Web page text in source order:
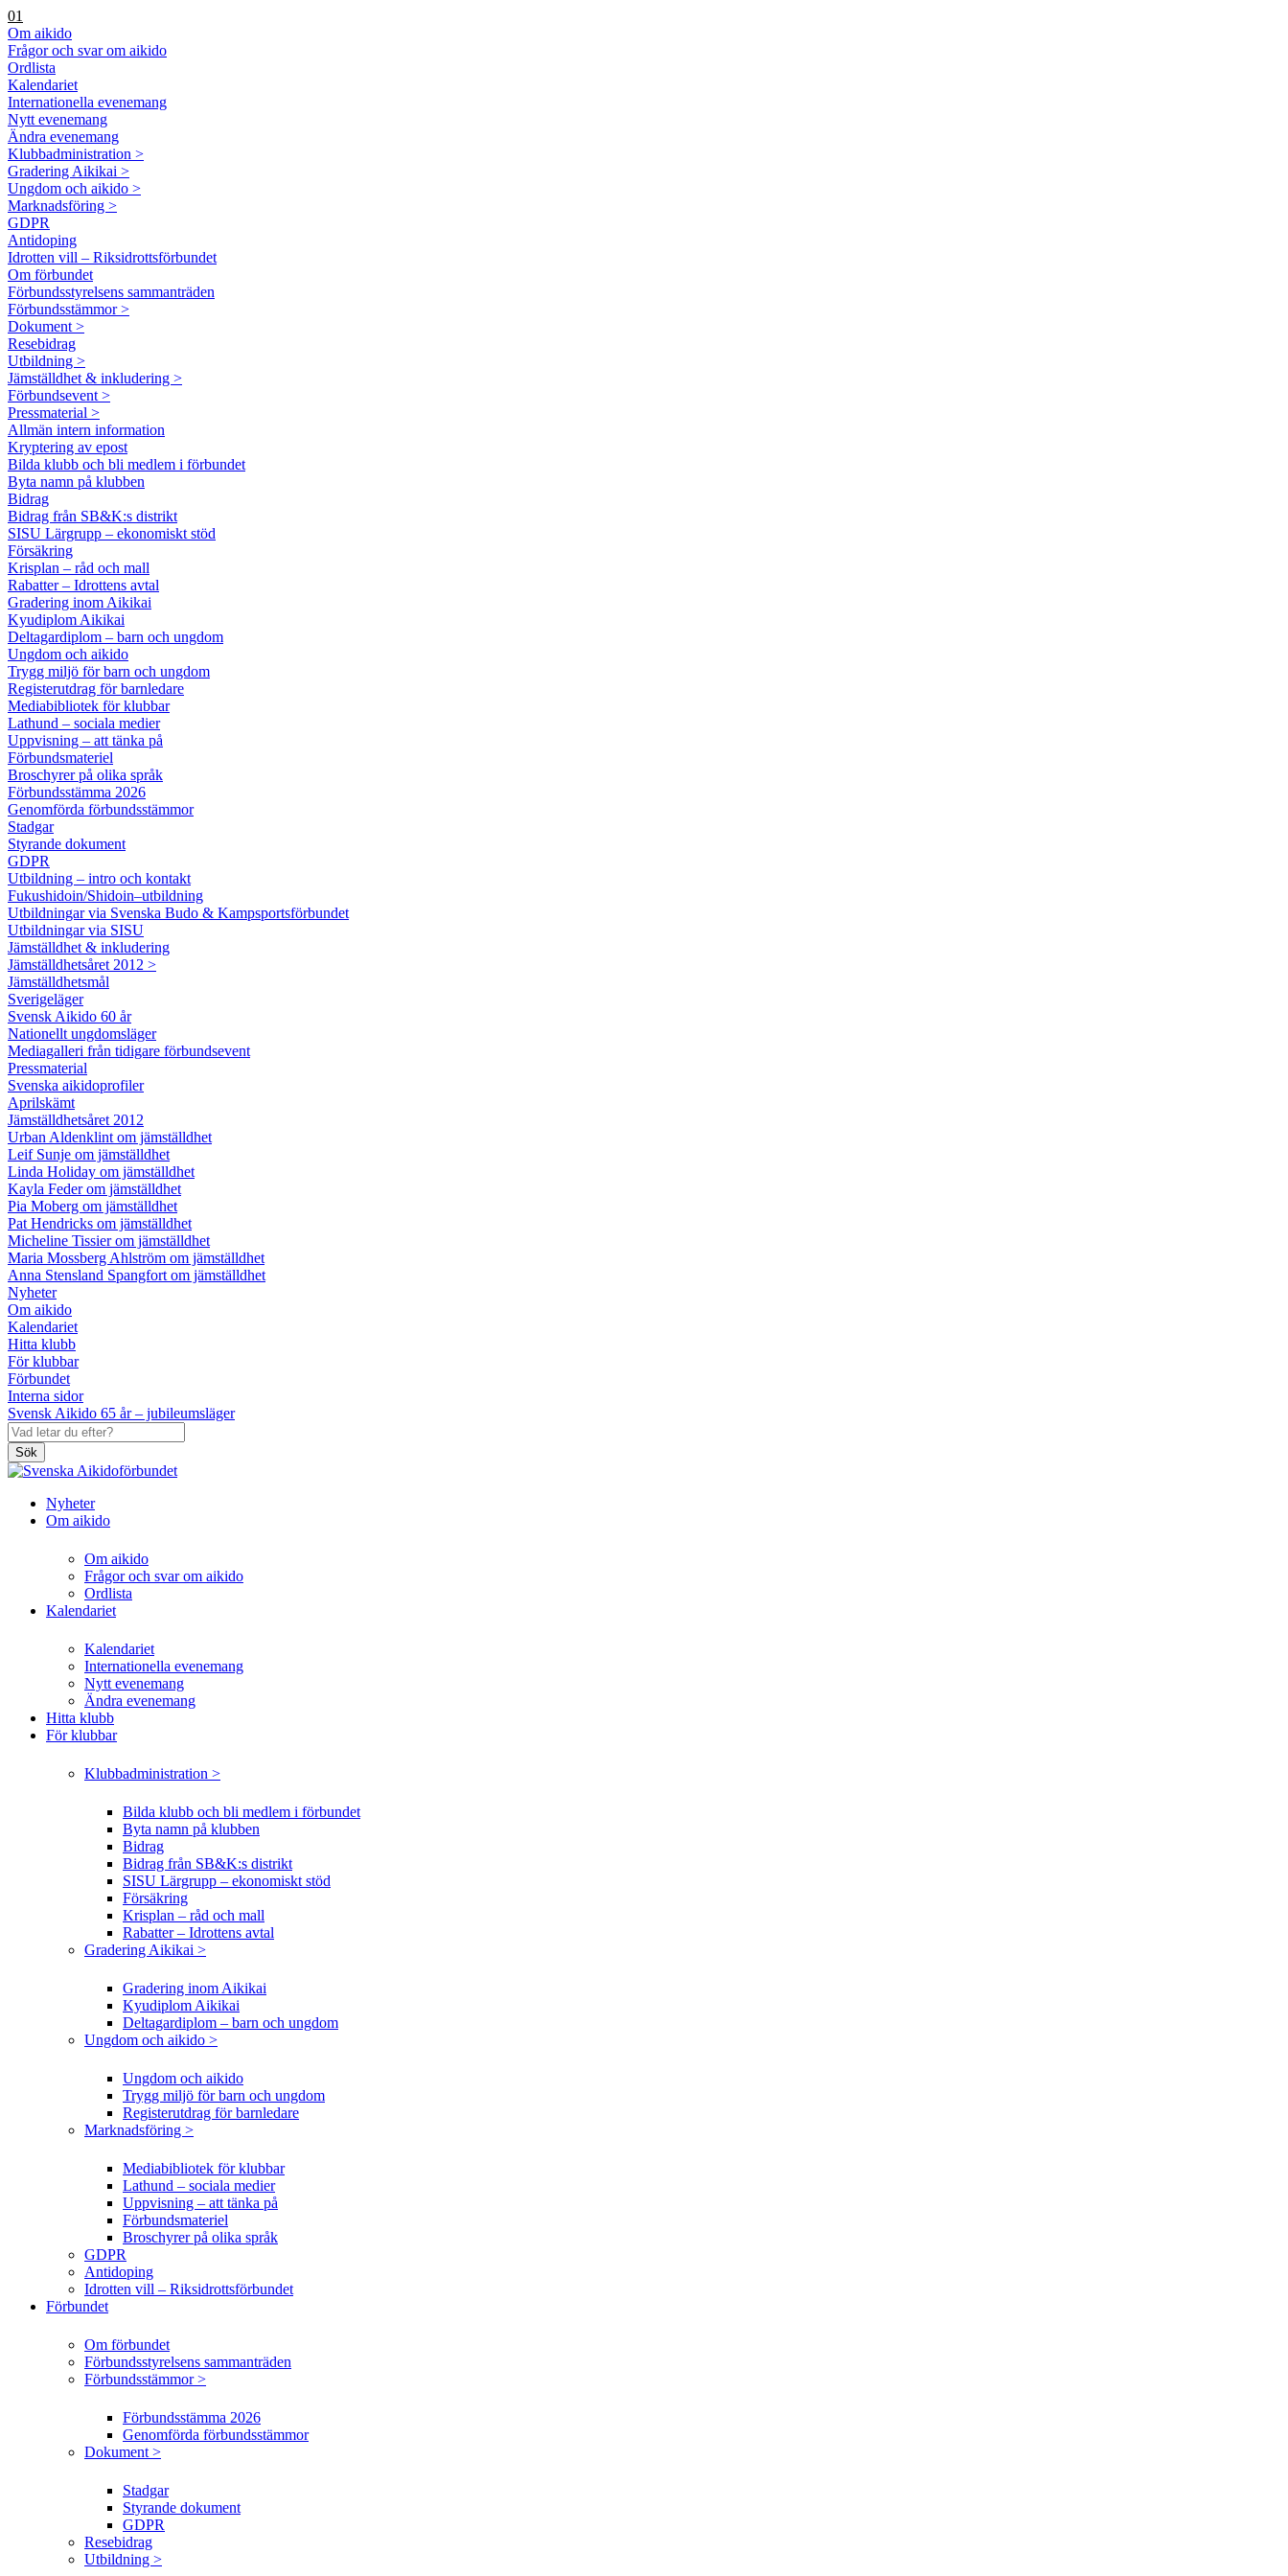
01
Om aikido
Frågor och svar om aikido
Ordlista
Kalendariet
Internationella evenemang
Nytt evenemang
Ändra evenemang
Klubbadministration >
Gradering Aikikai >
Ungdom och aikido >
Marknadsföring >
GDPR
Antidoping
Idrotten vill – Riksidrottsförbundet
Om förbundet
Förbundsstyrelsens sammanträden
Förbundsstämmor >
Dokument >
Resebidrag
Utbildning >
Jämställdhet & inkludering >
Förbundsevent >
Pressmaterial >
Allmän intern information
Kryptering av epost
Bilda klubb och bli medlem i förbundet
Byta namn på klubben
Bidrag
Bidrag från SB&K:s distrikt
SISU Lärgrupp – ekonomiskt stöd
Försäkring
Krisplan – råd och mall
Rabatter – Idrottens avtal
Gradering inom Aikikai
Kyudiplom Aikikai
Deltagardiplom – barn och ungdom
Ungdom och aikido
Trygg miljö för barn och ungdom
Registerutdrag för barnledare
Mediabibliotek för klubbar
Lathund – sociala medier
Uppvisning – att tänka på
Förbundsmateriel
Broschyrer på olika språk
Förbundsstämma 2026
Genomförda förbundsstämmor
Stadgar
Styrande dokument
GDPR
Utbildning – intro och kontakt
Fukushidoin/Shidoin–utbildning
Utbildningar via Svenska Budo & Kampsportsförbundet
Utbildningar via SISU
Jämställdhet & inkludering
Jämställdhetsåret 2012 >
Jämställdhetsmål
Sverigeläger
Svensk Aikido 60 år
Nationellt ungdomsläger
Mediagalleri från tidigare förbundsevent
Pressmaterial
Svenska aikidoprofiler
Aprilskämt
Jämställdhetsåret 2012
Urban Aldenklint om jämställdhet
Leif Sunje om jämställdhet
Linda Holiday om jämställdhet
Kayla Feder om jämställdhet
Pia Moberg om jämställdhet
Pat Hendricks om jämställdhet
Micheline Tissier om jämställdhet
Maria Mossberg Ahlström om jämställdhet
Anna Stensland Spangfort om jämställdhet
Nyheter
Om aikido
Kalendariet
Hitta klubb
För klubbar
Förbundet
Interna sidor
Svensk Aikido 65 år – jubileumsläger
Sök
Nyheter
Om aikido
Om aikido
Frågor och svar om aikido
Ordlista
Kalendariet
Kalendariet
Internationella evenemang
Nytt evenemang
Ändra evenemang
Hitta klubb
För klubbar
Klubbadministration >
Bilda klubb och bli medlem i förbundet
Byta namn på klubben
Bidrag
Bidrag från SB&K:s distrikt
SISU Lärgrupp – ekonomiskt stöd
Försäkring
Krisplan – råd och mall
Rabatter – Idrottens avtal
Gradering Aikikai >
Gradering inom Aikikai
Kyudiplom Aikikai
Deltagardiplom – barn och ungdom
Ungdom och aikido >
Ungdom och aikido
Trygg miljö för barn och ungdom
Registerutdrag för barnledare
Marknadsföring >
Mediabibliotek för klubbar
Lathund – sociala medier
Uppvisning – att tänka på
Förbundsmateriel
Broschyrer på olika språk
GDPR
Antidoping
Idrotten vill – Riksidrottsförbundet
Förbundet
Om förbundet
Förbundsstyrelsens sammanträden
Förbundsstämmor >
Förbundsstämma 2026
Genomförda förbundsstämmor
Dokument >
Stadgar
Styrande dokument
GDPR
Resebidrag
Utbildning >